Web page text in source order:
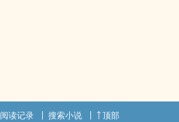
阅读记录 搜索小说 顶部